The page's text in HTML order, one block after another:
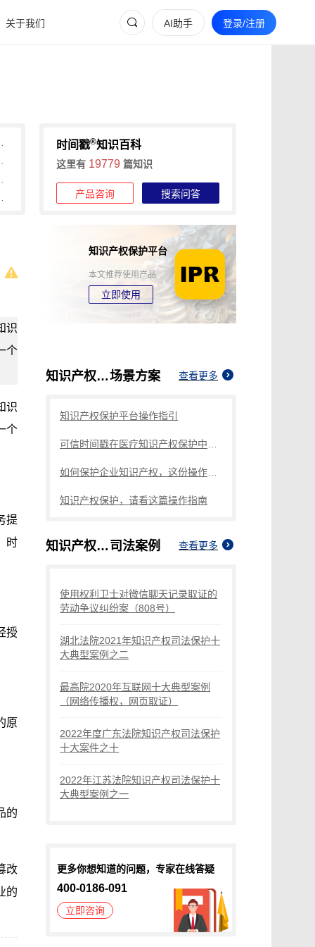
关于我们 AI助手 登录/注册
时间戳®知识百科
这里有 19779 篇知识
产品咨询 搜索问答
识
个
识
个
提
时
授
原
的
改
的
知识产权保护平台
本文推荐使用产品
立即使用
知识产权保护场景方案 查看更多
知识产权保护平台操作指引
知识产权保护，请看这篇操作指南
知识产权保护 司法案例 查看更多
使用权利卫士对微信聊天记录取证的
劳动争议纠纷案（808号）
湖北法院2021年知识产权司法保护十
大典型案例之二
最高院2020年互联网十大典型案例
（网络传播权，网页取证）
2022年度广东法院知识产权司法保护
十大案件之十
2022年江苏法院知识产权司法保护十
大典型案例之一
更多你想知道的问题，专家在线答疑
400-0186-091
立即咨询